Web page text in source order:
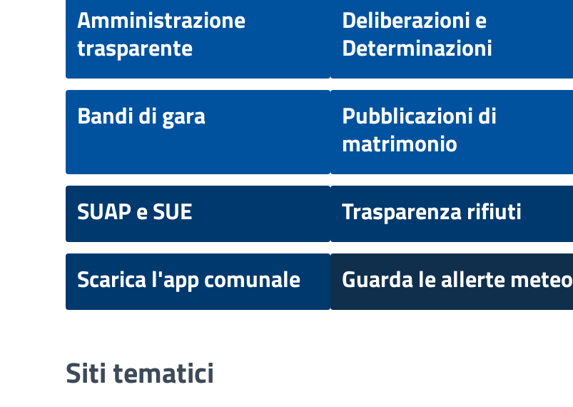
Amministrazione
trasparente
Deliberazioni e
Determinazioni
Bandi di gara
Pubblicazioni di
matrimonio
SUAP e SUE
Trasparenza rifiuti
Scarica l'app comunale
Guarda le allerte meteo
Siti tematici